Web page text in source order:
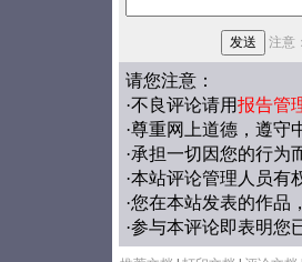
注意
请您注意：
·不良评论请用报告管
·尊重网上道德，遵守
·承担一切因您的行为
·本站评论管理人员有
·您在本站发表的作品
·参与本评论即表明您